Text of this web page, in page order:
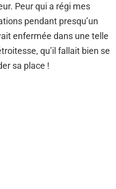
Peur qui a régi mes
pendant presqu’un
enfermée dans une telle
qu’il fallait bien se
sa place !